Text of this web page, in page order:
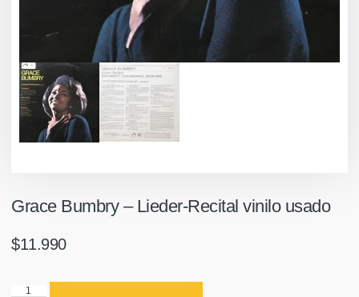
Grace Bumbry – Lieder-Recital vinilo usado
$11.990